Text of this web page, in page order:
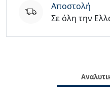
Aποστολή
Σε όλη την